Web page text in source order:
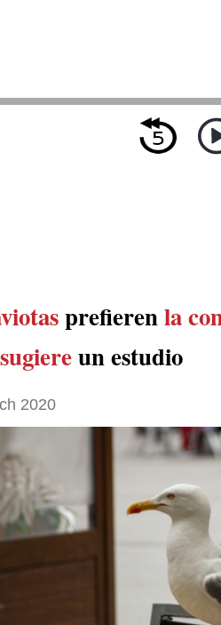
prefierenla
un estudio
2020